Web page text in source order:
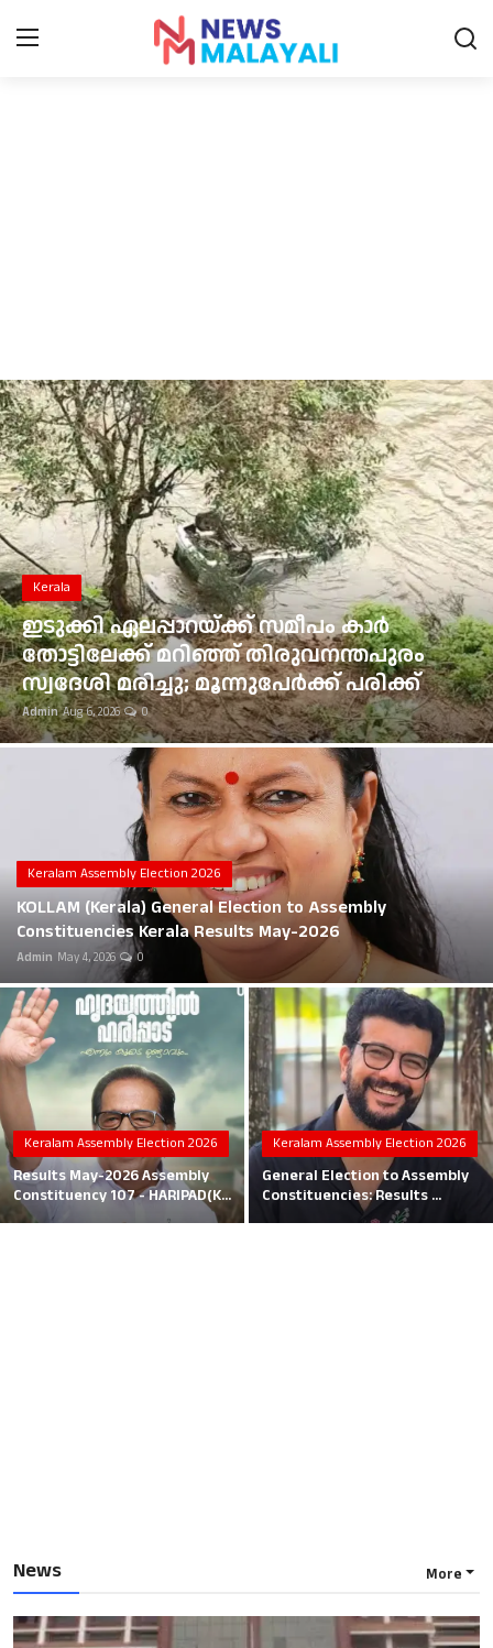
Entertainment
Sports
Food
Gulf News
Loksabha Election 2024
Technology
Health
Jobs Mall
Career
Education
Business
Local News
Earn Money
Tutorials
Malayalam
Kerala
ഇടുക്കി ഏലപ്പാറയ്ക്ക് സമീപം കാർ
തോട്ടിലേക്ക് മറിഞ്ഞ് തിരുവനന്തപുരം
സ്വദേശി മരിച്ചു; മൂന്നുപേർക്ക് പരിക്ക്
Admin Aug 6, 2026 0
Keralam Assembly Election 2026
KOLLAM (Kerala) General Election to Assembly
Constituencies Kerala Results May-2026
Admin May 4, 2026 0
Keralam Assembly Election 2026
Results May-2026 Assembly
Constituency 107 - HARIPAD(K...
Keralam Assembly Election 2026
General Election to Assembly
Constituencies: Results ...
News More